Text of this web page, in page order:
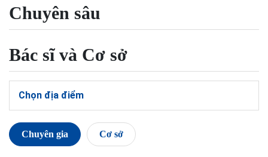
Chuyên sâu
Bác sĩ và Cơ sở
Chọn địa điểm
Chuyên gia Cơ sở